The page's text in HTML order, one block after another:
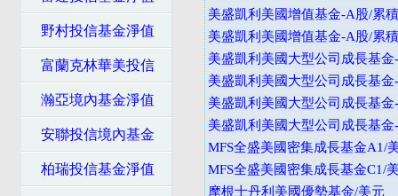
野村投信基金淨值
富蘭克林華美投信
瀚亞境內基金淨值
安聯投信境內基金
柏瑞投信基金淨值
美盛凱利美國增值基金-A股/累
美盛凱利美國增值基金-A股/累
美盛凱利美國大型公司成長基
美盛凱利美國大型公司成長基
美盛凱利美國大型公司成長基
美盛凱利美國大型公司成長基
MFS全盛美國密集成長基金A1/
MFS全盛美國密集成長基金C1/
摩根士丹利美國優勢基金/美元